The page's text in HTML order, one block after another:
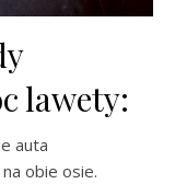
lawety:
auta
obie osie.